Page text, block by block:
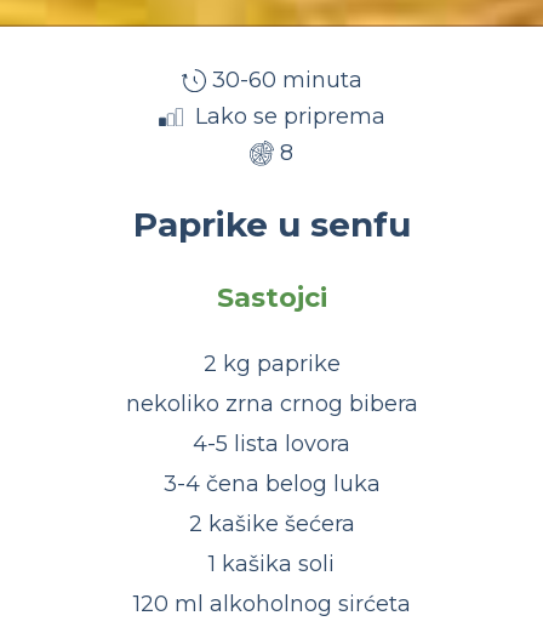
30-60 minuta
Lako se priprema
8
Paprike u senfu
Sastojci
2 kg paprike
nekoliko zrna crnog bibera
4-5 lista lovora
3-4 čena belog luka
2 kašike šećera
1 kašika soli
120 ml alkoholnog sirćeta